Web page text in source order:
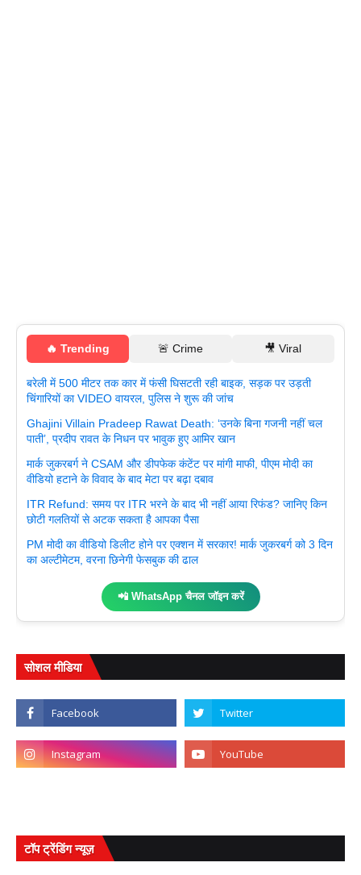
🔥 Trending 🚨 Crime 🎥 Viral
बरेली में 500 मीटर तक कार में फंसी घिसटती रही बाइक, सड़क पर उड़ती
चिंगारियों का VIDEO वायरल, पुलिस ने शुरू की जांच
Ghajini Villain Pradeep Rawat Death: ‘उनके बिना गजनी नहीं चल
पाती’, प्रदीप रावत के निधन पर भावुक हुए आमिर खान
मार्क जुकरबर्ग ने CSAM और डीपफेक कंटेंट पर मांगी माफी, पीएम मोदी का
वीडियो हटाने के विवाद के बाद मेटा पर बढ़ा दबाव
ITR Refund: समय पर ITR भरने के बाद भी नहीं आया रिफंड? जानिए किन
छोटी गलतियों से अटक सकता है आपका पैसा
PM मोदी का वीडियो डिलीट होने पर एक्शन में सरकार! मार्क जुकरबर्ग को 3 दिन
का अल्टीमेटम, वरना छिनेगी फेसबुक की ढाल
📲 WhatsApp चैनल जॉइन करें
सोशल मीडिया
टॉप ट्रेंडिंग न्यूज़